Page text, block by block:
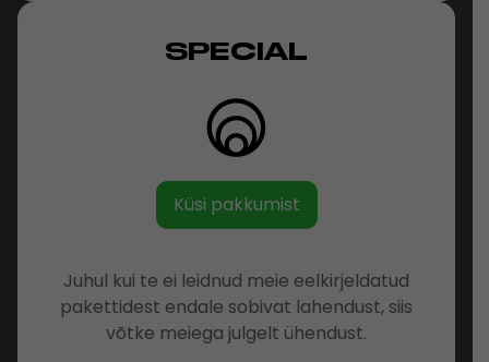
SPECIAL
Küsi pakkumist
Juhul kui te ei leidnud meie eelkirjeldatud
pakettidest endale sobivat lahendust, siis
võtke meiega julgelt ühendust.